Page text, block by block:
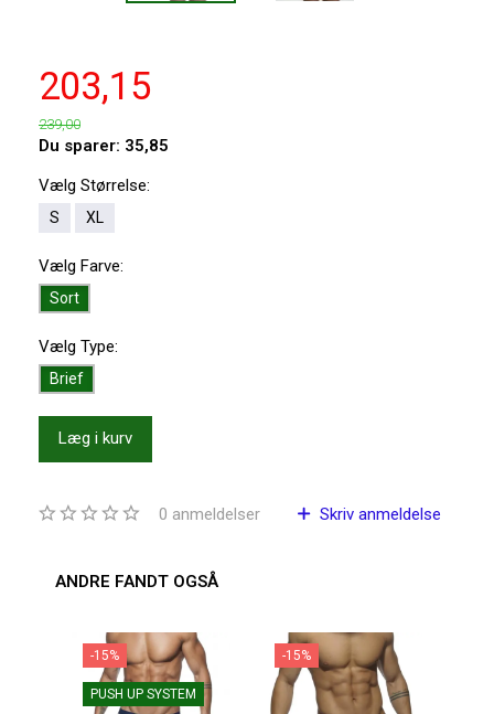
203,15
239,00
Du sparer: 35,85
Vælg Størrelse:
S XL
Vælg Farve:
Sort
Vælg Type:
Brief
Læg i kurv
0 anmeldelser Skriv anmeldelse
ANDRE FANDT OGSÅ
-15%
PUSH UP SYSTEM
-15%